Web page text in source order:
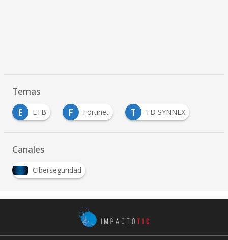
Temas
E
ETB F Fortinet T TD SYNNEX
Canales
Ciberseguridad